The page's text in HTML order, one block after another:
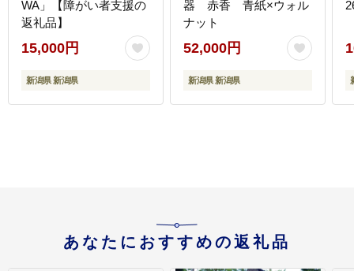
WA」【障がい者支援の
返礼品】
15,000円
新潟県 新潟県
器 赤香 青紙×ウォル
ナット
52,000円
新潟県 新潟県
あなたにおすすめの返礼品